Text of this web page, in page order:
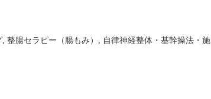
, 整腸セラピー（腸もみ） , 自律神経整体・基幹操法・施